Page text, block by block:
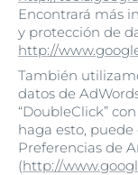
Encontrará más
y protección de
http://
También
datos de
“DoubleClick”
haga esto,
Preferencias de
(http://